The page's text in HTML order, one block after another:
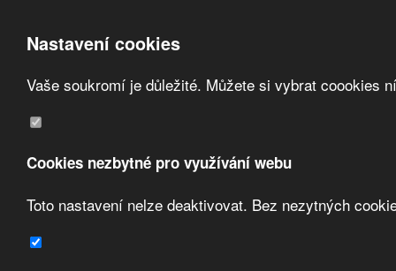
Nastavení cookies
Vaše soukromí je důležité. Můžete si vybrat coookies
Cookies nezbytné pro využívání webu
Toto nastavení nelze deaktivovat. Bez nezytných
Přeskočit na hlavní obsah/Přeskočit na doplňující obsah
Kontakt